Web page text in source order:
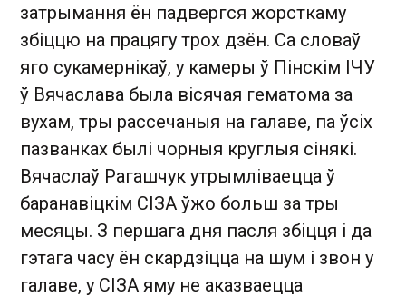
затрымання ён падвергся жорсткаму
збіццю на працягу трох дзён. Са словаў
яго сукамернікаў, у камеры ў Пінскім ІЧУ
ў Вячаслава была вісячая гематома за
вухам, тры рассечаныя на галаве, па ўсіх
пазванках былі чорныя круглыя сінякі.
Вячаслаў Рагашчук утрымліваецца ў
баранавіцкім СІЗА ўжо больш за тры
месяцы. З першага дня пасля збіцця і да
гэтага часу ён скардзіцца на шум і звон у
галаве, у СІЗА яму не аказваецца